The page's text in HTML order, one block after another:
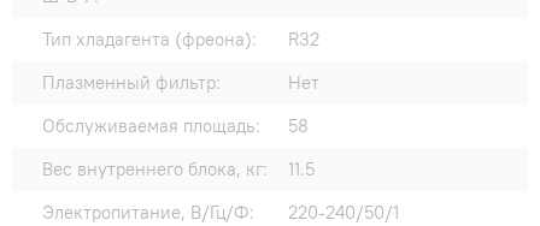
Тип хладагента (фреона):
R32
Плазменный фильтр:
Нет
Обслуживаемая площадь:
58
Вес внутреннего блока, кг:
11.5
Электропитание, В/Гц/Ф:
220-240/50/1